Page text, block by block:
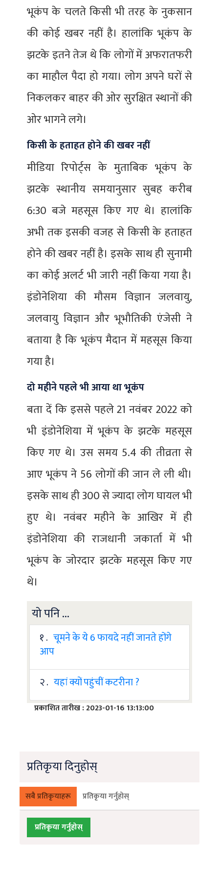
भूकंप के चलते किसी भी तरह के नुकसान
की कोई खबर नहीं है। हालांकि भूकंप के
झटके इतने तेज थे कि लोगों में अफरातफरी
का माहौल पैदा हो गया। लोग अपने घरों से
निकलकर बाहर की ओर सुरक्षित स्थानों की
ओर भागने लगे।
किसी के हताहत होने की खबर नहीं
मीडिया रिपोर्ट्स के मुताबिक भूकंप के
झटके स्थानीय समयानुसार सुबह करीब
6:30 बजे महसूस किए गए थे। हालांकि
अभी तक इसकी वजह से किसी के हताहत
होने की खबर नहीं है। इसके साथ ही सुनामी
का कोई अलर्ट भी जारी नहीं किया गया है।
इंडोनेशिया की मौसम विज्ञान जलवायु,
जलवायु विज्ञान और भूभौतिकी एंजेसी ने
बताया है कि भूकंप मैदान में महसूस किया
गया है।
दो महीने पहले भी आया था भूकंप
बता दें कि इससे पहले 21 नवंबर 2022 को
भी इंडोनेशिया में भूकंप के झटके महसूस
किए गए थे। उस समय 5.4 की तीव्रता से
आए भूकंप ने 56 लोगों की जान ले ली थी।
इसके साथ ही 300 से ज्यादा लोग घायल भी
हुए थे। नवंबर महीने के आखिर में ही
इंडोनेशिया की राजधानी जकार्ता में भी
भूकंप के जोरदार झटके महसूस किए गए
थे।
यो पनि ...
१ . चूमने के ये 6 फायदे नहीं जानते होंगे
आप
२ . यहां क्यों पहुंचीं कटरीना ?
प्रकाशित तारीख : 2023-01-16 13:13:00
प्रतिकृया दिनुहोस्
सबै प्रतिकृयाहरू प्रतिकृया गर्नुहोस्
प्रतिकृया गर्नुहोस्